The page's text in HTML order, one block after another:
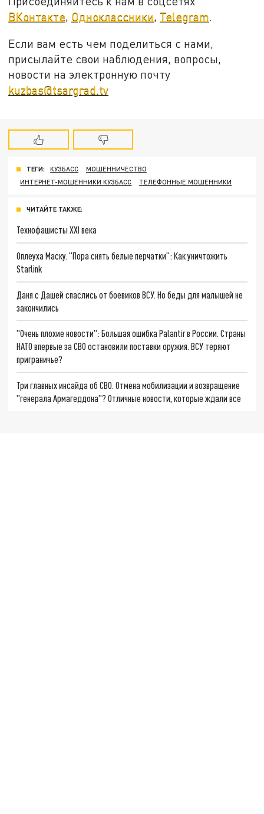
ВКонтакте, Одноклассники, Telegram.
Если вам есть чем поделиться с нами,
присылайте свои наблюдения, вопросы,
новости на электронную почту
kuzbas@tsargrad.tv
ТЕГИ: КУЗБАСС
МОШЕННИЧЕСТВО
ИНТЕРНЕТ-МОШЕННИКИ КУЗБАСС
ТЕЛЕФОННЫЕ МОШЕННИКИ
ЧИТАЙТЕ ТАКЖЕ:
Технофашисты XXI века
Оплеуха Маску. "Пора снять белые перчатки": Как уничтожить
Starlink
Даня с Дашей спаслись от боевиков ВСУ. Но беды для малышей не
закончились
"Очень плохие новости": Большая ошибка Palantir в России. Страны
НАТО впервые за СВО остановили поставки оружия. ВСУ теряют
приграничье?
Три главных инсайда об СВО. Отмена мобилизации и возвращение
"генерала Армагеддона"? Отличные новости, которые ждали все